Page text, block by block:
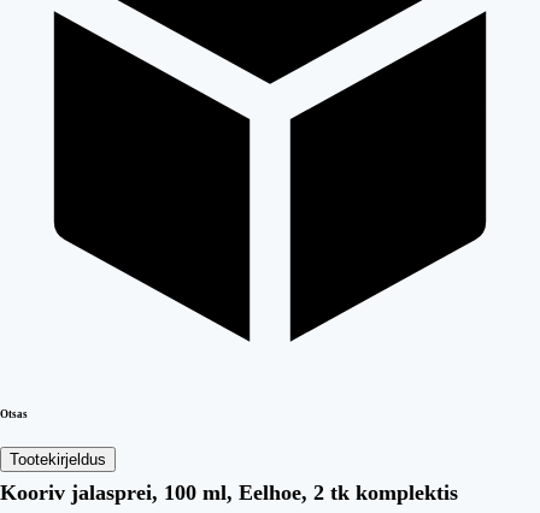
Otsas
Tootekirjeldus
Kooriv jalasprei, 100 ml, Eelhoe, 2 tk komplektis